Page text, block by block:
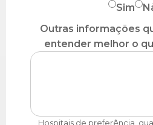
Sim
Outras informações
entender melhor o
Hospitais de preferência,